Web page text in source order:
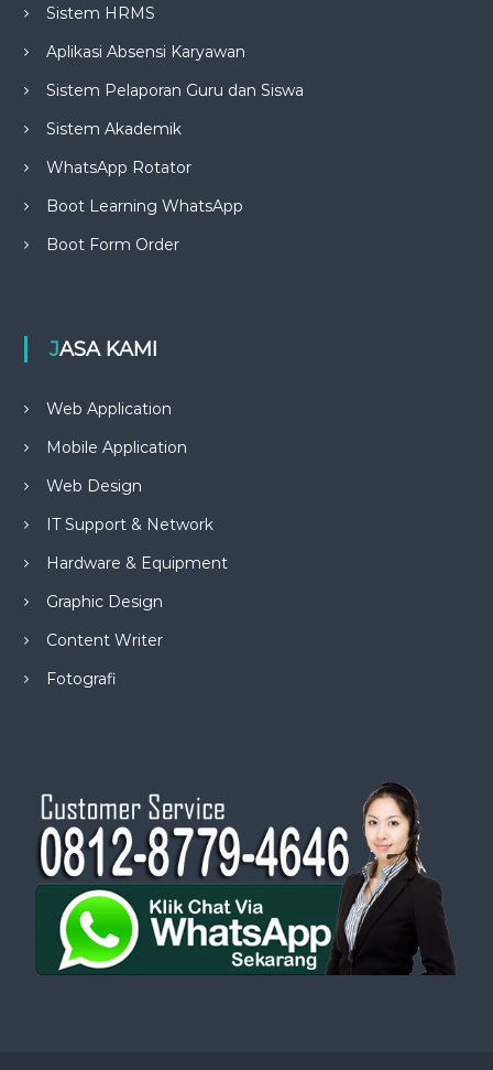
Sistem HRMS
Aplikasi Absensi Karyawan
Sistem Pelaporan Guru dan Siswa
Sistem Akademik
WhatsApp Rotator
Boot Learning WhatsApp
Boot Form Order
JASA KAMI
Web Application
Mobile Application
Web Design
IT Support & Network
Hardware & Equipment
Graphic Design
Content Writer
Fotografi